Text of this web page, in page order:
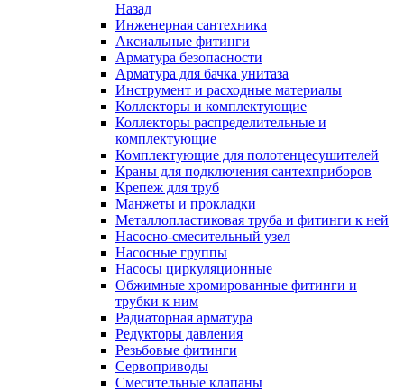
Назад
Инженерная сантехника
Аксиальные фитинги
Арматура безопасности
Арматура для бачка унитаза
Инструмент и расходные материалы
Коллекторы и комплектующие
Коллекторы распределительные и
комплектующие
Комплектующие для полотенцесушителей
Краны для подключения сантехприборов
Крепеж для труб
Манжеты и прокладки
Металлопластиковая труба и фитинги к ней
Насосно-смесительный узел
Насосные группы
Насосы циркуляционные
Обжимные хромированные фитинги и
трубки к ним
Радиаторная арматура
Редукторы давления
Резьбовые фитинги
Сервоприводы
Смесительные клапаны